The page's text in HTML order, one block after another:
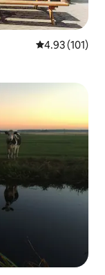
평점 4.93점(5
4.93 (101)